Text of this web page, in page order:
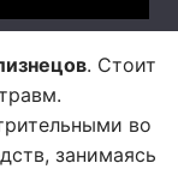
. Стоит
во
занимаясь